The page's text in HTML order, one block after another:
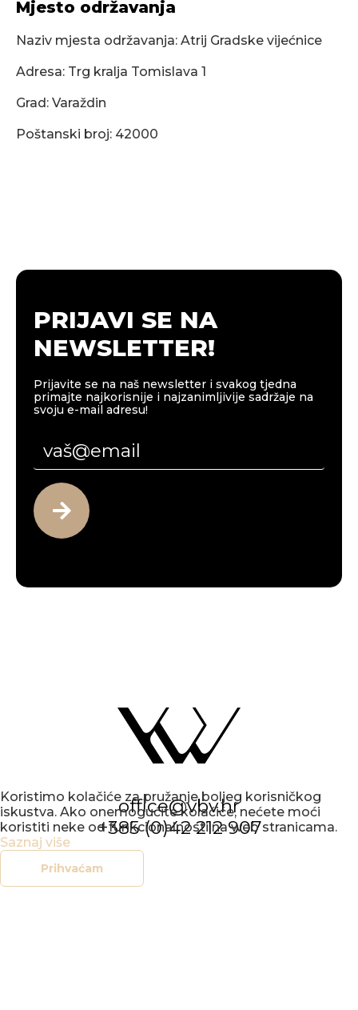
Mjesto održavanja
Naziv mjesta održavanja: Atrij Gradske vijećnice
Adresa: Trg kralja Tomislava 1
Grad: Varaždin
Poštanski broj: 42000
PRIJAVI SE NA
NEWSLETTER!
Prijavite se na naš newsletter i svakog tjedna
primajte najkorisnije i najzanimljivije sadržaje na
svoju e-mail adresu!
office@vbv.hr
+385 (0)42 212 907
Koristimo kolačiće za pružanje boljeg korisničkog
iskustva. Ako onemogućite kolačiće, nećete moći
koristiti neke od funkcionalnosti na web stranicama.
Saznaj više
Prihvaćam